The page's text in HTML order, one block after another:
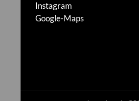
Instagram
Google-Maps